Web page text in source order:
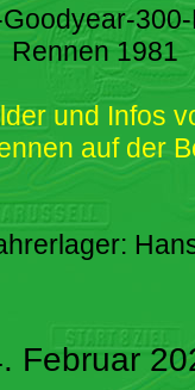
Rennen 1981
und Infos
auf der
Februar